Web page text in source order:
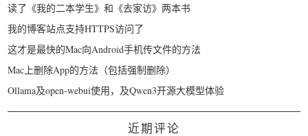
读了《我的二本学生》和《去家访》两本书
我的博客站点支持HTTPS访问了
这才是最快的Mac向Android手机传文件的方法
Mac上删除App的方法（包括强制删除）
Ollama及open-webui使用，及Qwen3开源大模型体验
近期评论